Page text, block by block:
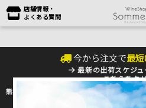
店舗情報・
よくある質問
今から注文で最短
最新の出荷スケジ
こちらをク
熊本地震の影響により九州への配送に遅れ
のHP
をご確認